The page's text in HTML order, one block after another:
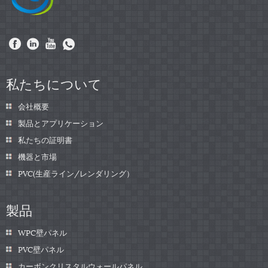
私たちについて
会社概要
製品とアプリケーション
私たちの証明書
機器と市場
PVC(生産ライン/レンダリング）
製品
WPC壁パネル
PVC壁パネル